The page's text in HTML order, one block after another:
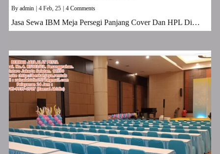
By admin 4 Feb, 25 4 Comments
Jasa Sewa IBM Meja Persegi Panjang Cover Dan HPL Di…